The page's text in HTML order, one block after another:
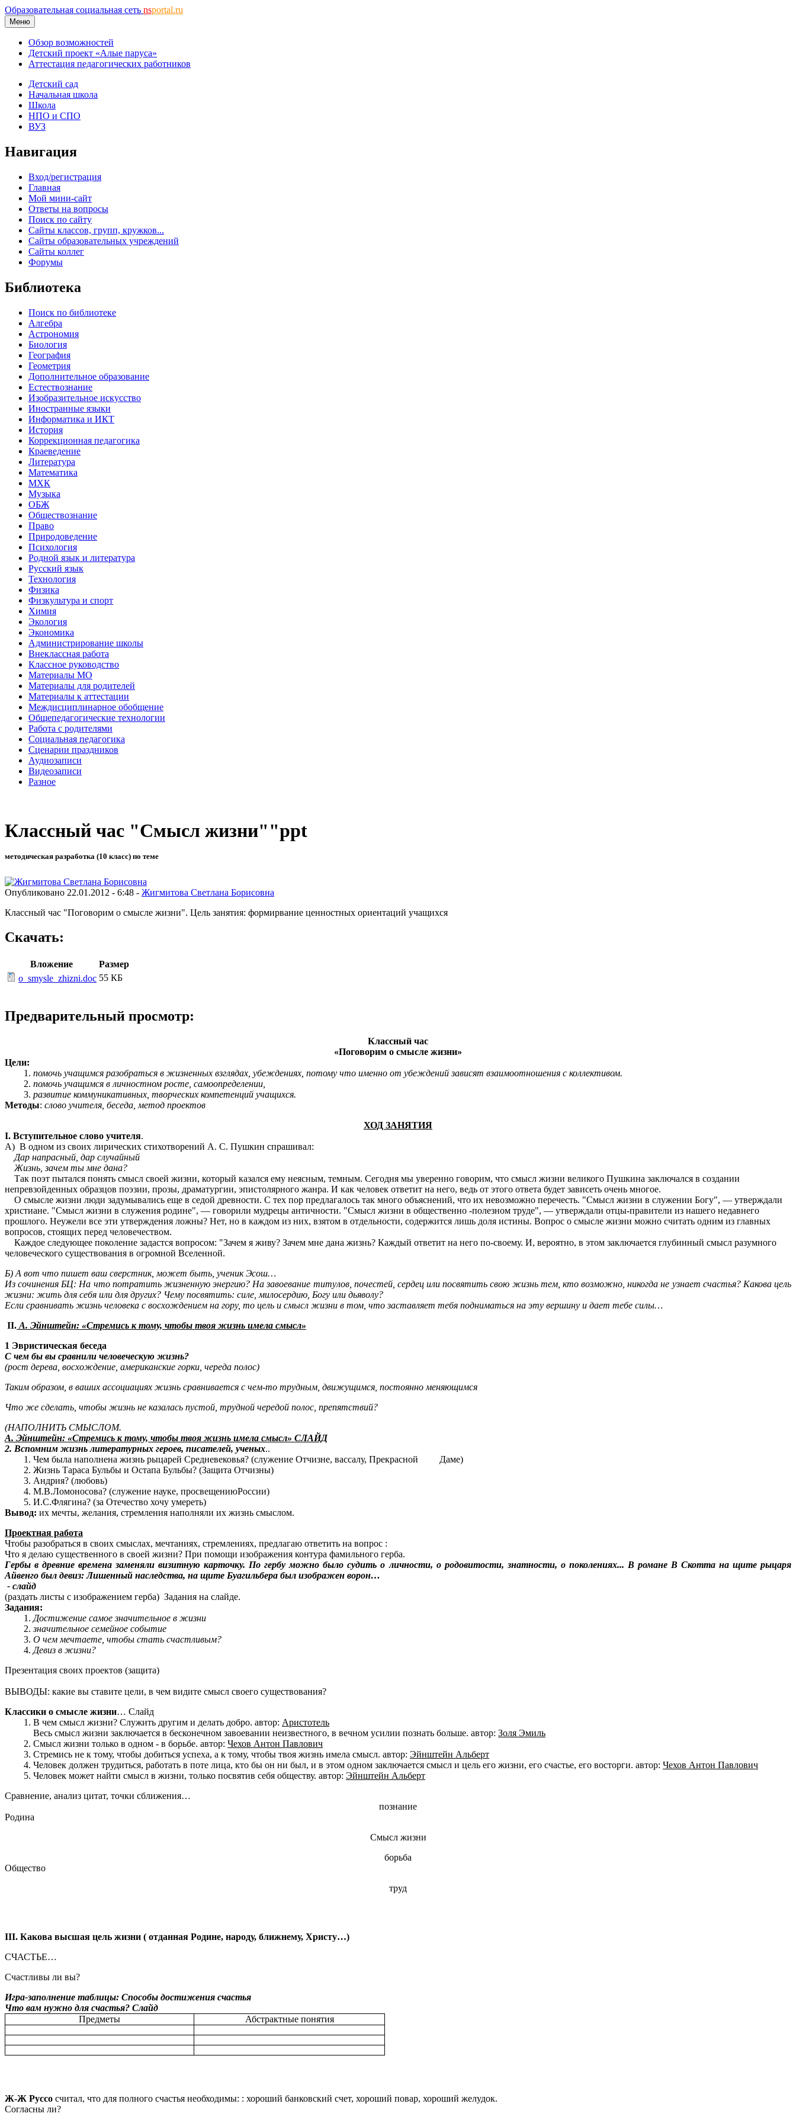
Образовательная социальная сеть nsportal.ru
Меню
Обзор возможностей
Детский проект «Алые паруса»
Аттестация педагогических работников
Детский сад
Начальная школа
Школа
НПО и СПО
ВУЗ
Навигация
Вход/регистрация
Главная
Мой мини-сайт
Ответы на вопросы
Поиск по сайту
Сайты классов, групп, кружков...
Сайты образовательных учреждений
Сайты коллег
Форумы
Библиотека
Поиск по библиотеке
Алгебра
Астрономия
Биология
География
Геометрия
Дополнительное образование
Естествознание
Изобразительное искусство
Иностранные языки
Информатика и ИКТ
История
Коррекционная педагогика
Краеведение
Литература
Математика
МХК
Музыка
ОБЖ
Обществознание
Право
Природоведение
Психология
Родной язык и литература
Русский язык
Технология
Физика
Физкультура и спорт
Химия
Экология
Экономика
Администрирование школы
Внеклассная работа
Классное руководство
Материалы МО
Материалы для родителей
Материалы к аттестации
Междисциплинарное обобщение
Общепедагогические технологии
Работа с родителями
Социальная педагогика
Сценарии праздников
Аудиозаписи
Видеозаписи
Разное
Классный час "Смысл жизни""ppt
методическая разработка (10 класс) по теме
Опубликовано 22.01.2012 - 6:48 - Жигмитова Светлана Борисовна
Классный час "Поговорим о смысле жизни". Цель занятия: формирвание ценностных ориентаций учащихся
Скачать:
Вложение
Размер
o_smysle_zhizni.doc 55 КБ
Предварительный просмотр:
Классный час
«Поговорим о смысле жизни»
Цели:
помочь учащимся разобраться в жизненных взглядах, убеждениях, потому что именно от убеждений зависят взаимоотношения с коллективом.
помочь учащимся в личностном росте, самоопределении,
развитие коммуникативных, творческих компетенций учащихся.
Методы: слово учителя, беседа, метод проектов
ХОД ЗАНЯТИЯ
I. Вступительное слово учителя.
А) В одном из своих лирических стихотворений А. С. Пушкин спрашивал:
Дар напрасный, дар случайный
Жизнь, зачем ты мне дана?
Так поэт пытался понять смысл своей жизни, который казался ему неясным, темным. Сегодня мы уверенно говорим, что смысл жизни великого Пушкина заключался в создании
непревзойденных образцов поэзии, прозы, драматургии, эпистолярного жанра. И как человек ответит на него, ведь от этого ответа будет зависеть очень многое.
О смысле жизни люди задумывались еще в седой древности. С тех пор предлагалось так много объяснений, что их невозможно перечесть. "Смысл жизни в служении Богу", — утверждали
христиане. "Смысл жизни в служения родине", — говорили мудрецы античности. "Смысл жизни в общественно -полезном труде", — утверждали отцы-правители из нашего недавнего
прошлого. Неужели все эти утверждения ложны? Нет, но в каждом из них, взятом в отдельности, содержится лишь доля истины. Вопрос о смысле жизни можно считать одним из главных
вопросов, стоящих перед человечеством.
Каждое следующее поколение задастся вопросом: "Зачем я живу? Зачем мне дана жизнь? Каждый ответит на него по-своему. И, вероятно, в этом заключается глубинный смысл разумного
человеческого существования в огромной Вселенной.
Б) А вот что пишет ваш сверстник, может быть, ученик Эсош…
Из сочинения БЦ: На что потратить жизненную энергию? На завоевание титулов, почестей, сердец или посвятить свою жизнь тем, кто возможно, никогда не узнает счастья? Какова цель
жизни: жить для себя или для других? Чему посвятить: силе, милосердию, Богу или дьяволу?
Если сравнивать жизнь человека с восхождением на гору, то цель и смысл жизни в том, что заставляет тебя подниматься на эту вершину и дает тебе силы…
II. А. Эйнштейн: «Стремись к тому, чтобы твоя жизнь имела смысл»
1 Эвристическая беседа
С чем бы вы сравнили человеческую жизнь?
(рост дерева, восхождение, американские горки, череда полос)
Таким образом, в ваших ассоциациях жизнь сравнивается с чем-то трудным, движущимся, постоянно меняющимся
Что же сделать, чтобы жизнь не казалась пустой, трудной чередой полос, препятствий?
(НАПОЛНИТЬ СМЫСЛОМ.
А. Эйнштейн: «Стремись к тому, чтобы твоя жизнь имела смысл» СЛАЙД
2. Вспомним жизнь литературных героев, писателей, ученых..
Чем была наполнена жизнь рыцарей Средневековья? (служение Отчизне, вассалу, Прекрасной Даме)
Жизнь Тараса Бульбы и Остапа Бульбы? (Защита Отчизны)
Андрия? (любовь)
М.В.Ломоносова? (служение науке, просвещениюРоссии)
И.С.Флягина? (за Отечество хочу умереть)
Вывод: их мечты, желания, стремления наполняли их жизнь смыслом.
Проектная работа
Чтобы разобраться в своих смыслах, мечтаниях, стремлениях, предлагаю ответить на вопрос :
Что я делаю существенного в своей жизни? При помощи изображения контура фамильного герба.
Гербы в древние времена заменяли визитную карточку. По гербу можно было судить о личности, о родовитости, знатности, о поколениях... В романе В Скотта на щите рыцаря
Айвенго был девиз: Лишенный наследства, на щите Буагильбера был изображен ворон…
- слайд
(раздать листы с изображением герба) Задания на слайде.
Задания:
Достижение самое значительное в жизни
значительное семейное событие
О чем мечтаете, чтобы стать счастливым?
Девиз в жизни?
Презентация своих проектов (защита)
ВЫВОДЫ: какие вы ставите цели, в чем видите смысл своего существования?
Классики о смысле жизни… Слайд
В чем смысл жизни? Служить другим и делать добро. автор: Аристотель
Весь смысл жизни заключается в бесконечном завоевании неизвестного, в вечном усилии познать больше. автор: Золя Эмиль
Смысл жизни только в одном - в борьбе. автор: Чехов Антон Павлович
Стремись не к тому, чтобы добиться успеха, а к тому, чтобы твоя жизнь имела смысл. автор: Эйнштейн Альберт
Человек должен трудиться, работать в поте лица, кто бы он ни был, и в этом одном заключается смысл и цель его жизни, его счастье, его восторги. автор: Чехов Антон Павлович
Человек может найти смысл в жизни, только посвятив себя обществу. автор: Эйнштейн Альберт
Сравнение, анализ цитат, точки сближения…
познание
Родина
Смысл жизни
борьба
Общество
труд
III. Какова высшая цель жизни ( отданная Родине, народу, ближнему, Христу…)
СЧАСТЬЕ…
Счастливы ли вы?
Игра-заполнение таблицы: Способы достижения счастья
Что вам нужно для счастья? Слайд
Предметы
Абстрактные понятия
Ж-Ж Руссо считал, что для полного счастья необходимы: : хороший банковский счет, хороший повар, хороший желудок.
Согласны ли?